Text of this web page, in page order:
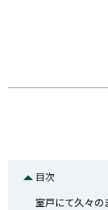
目次
室戸にて久々の